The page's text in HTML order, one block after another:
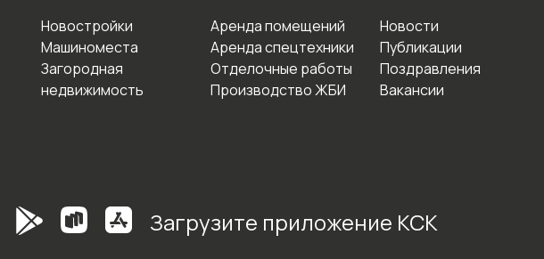
Новостройки
Машиноместа
Загородная
недвижимость
Аренда помещений
Аренда спецтехники
Отделочные работы
Производство ЖБИ
Новости
Публикации
Поздравления
Вакансии
Загрузите приложение КСК